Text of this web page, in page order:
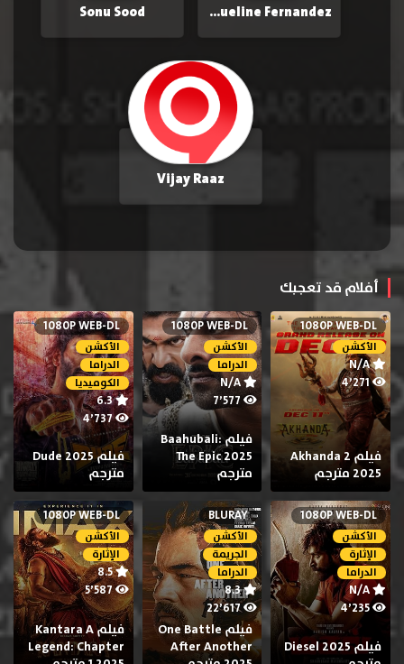
Jacqueline Fernandez
Sonu Sood
Vijay Raaz
أفلام قد تعجبك
1080P WEB-DL
الأكشن
N/A
4٬271
فيلم Akhanda 2
2025 مترجم
1080P WEB-DL
الأكشن
الدراما
N/A
7٬577
فيلم Baahubali:
The Epic 2025
مترجم
1080P WEB-DL
الأكشن
الدراما
الكوميديا
6.3
4٬737
فيلم Dude 2025
مترجم
1080P WEB-DL
الأكشن
الإثارة
الدراما
4٬235
فيلم Diesel 2025
BLURAY
الأكشن
الجريمة
الدراما
8.3
22٬617
فيلم One Battle
After Another
1080P WEB-DL
الأكشن
الإثارة
8.5
5٬587
فيلم Kantara A
Legend: Chapter